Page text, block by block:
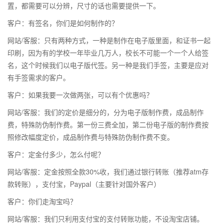
置，都需要可以分辨，尺寸的话也需要提供一下。
客户：有签名，你们是如何制作的？
网站/客服：只有两种方式，一种是制作在电子版里面，和证书一起
印刷，因为有的学校一年毕业几万人，校长不可能一个一个人给签
名，这个时候我们以电子版代签。另一种是我们手签，主要是应对
有手签需求的客户。
客户：如果我要一次做两张，可以有个优惠吗？
网站/客服：我们的定价是细分的，分为电子版制作费，成品制作
费，特殊防伪制作费。第一份三费全加，第二份电子版的制作费按
照修改幅度定价，成品制作费与特殊防伪制作费不变。
客户：定金付多少，怎么付呢？
网站/客服：定金按照全款30%收，我们通过银行转账（推荐atm存
款转账），支付宝，Paypal（主要针对国外客户）
客户：你们走淘宝吗？
网站/客服：我们只利用支付宝的支付转账功能，不设淘宝店铺。